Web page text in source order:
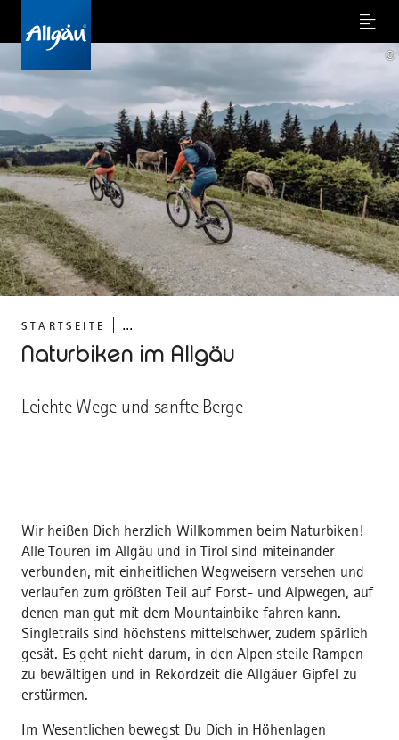
Menu
©
STARTSEITE ...
Naturbiken im Allgäu
Leichte Wege und sanfte Berge
Wir heißen Dich herzlich Willkommen beim Naturbiken!
Alle Touren im Allgäu und in Tirol sind miteinander
verbunden, mit einheitlichen Wegweisern versehen und
verlaufen zum größten Teil auf Forst- und Alpwegen, auf
denen man gut mit dem Mountainbike fahren kann.
Singletrails sind höchstens mittelschwer, zudem spärlich
gesät. Es geht nicht darum, in den Alpen steile Rampen
zu bewältigen und in Rekordzeit die Allgäuer Gipfel zu
erstürmen.
Im Wesentlichen bewegst Du Dich in Höhenlagen